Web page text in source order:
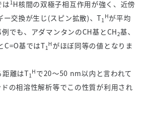
1H核間の双極子相互作用が強く、近傍
ー交換が生じ (スピン拡散)、T1
Hが平均
でも、アダマンタンのCH基とCH2基、
C=O基ではT1
H がほぼ同等の値となりま
離はT1
H で20～50 nm以内と言われて
の相溶性解析等でこの性質が利用され